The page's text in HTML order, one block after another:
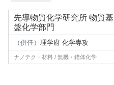
先導物質化学研究所 物質基
盤化学部門
（併任） 理学府 化学専攻
ナノテク・材料 / 無機・錯体化学